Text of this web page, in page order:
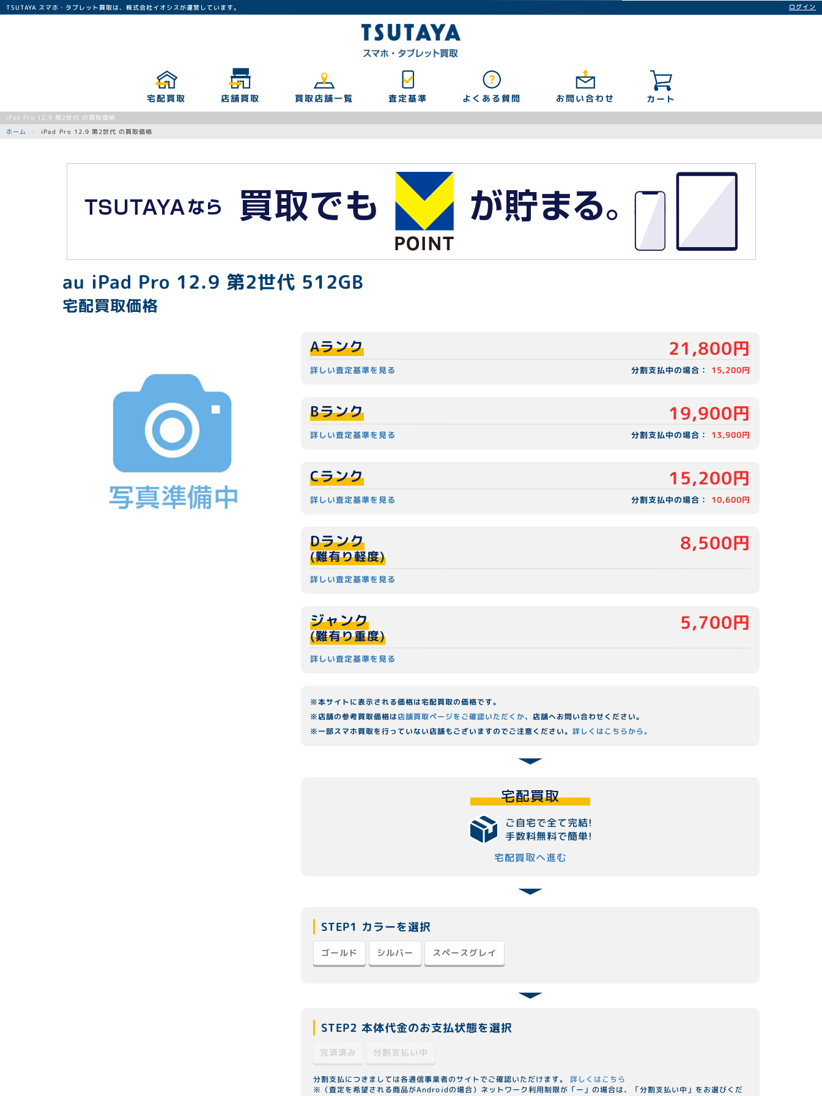
TSUTAYA スマホ・タブレット買取は、株式会社イオシスが運営しています。
カート
宅配買取 店舗買取 買取店舗一覧 査定基準 よくある質問 お問い合わせ
ログイン
iPad Pro 12.9 第2世代 の買取価格
ホーム iPad Pro 12.9 第2世代 の買取価格
au iPad Pro 12.9 第2世代 512GB
宅配買取価格
詳しい査定基準を見る
Aランク 21,800円
分割支払中の場合： 15,200円
詳しい査定基準を見る
Bランク 19,900円
分割支払中の場合： 13,900円
詳しい査定基準を見る
Cランク 15,200円
分割支払中の場合： 10,600円
詳しい査定基準を見る
Dランク
(難有り軽度)
8,500円
詳しい査定基準を見る
ジャンク
(難有り重度)
5,700円
※本サイトに表示される価格は宅配買取の価格です。
※店舗の参考買取価格は店舗買取ページをご確認いただくか、店舗へお問い合わせください。
※一部スマホ買取を行っていない店舗もございますのでご注意ください。詳しくはこちらから。
宅配買取
ご自宅で全て完結!
手数料無料で簡単!
宅配買取へ進む
STEP1 カラーを選択
ゴールド シルバー スペースグレイ
STEP2 本体代金のお支払状態を選択
完済済み 分割支払い中
分割支払につきましては各通信事業者のサイトでご確認いただけます。詳しくはこちら
※（査定を希望される商品がAndroidの場合）ネットワーク利用制限が「ー」の場合は、「分割支払い中」をお選びくだ